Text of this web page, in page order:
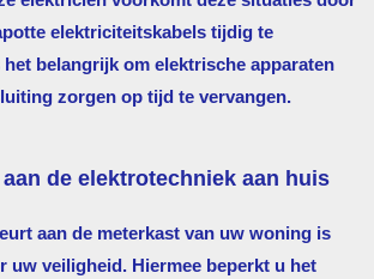
elektriciteitskabels tijdig te
belangrijk om elektrische apparaten
zorgen op tijd te vervangen.
de elektrotechniek aan huis
aan de meterkast van uw woning is
uw veiligheid. Hiermee beperkt u het